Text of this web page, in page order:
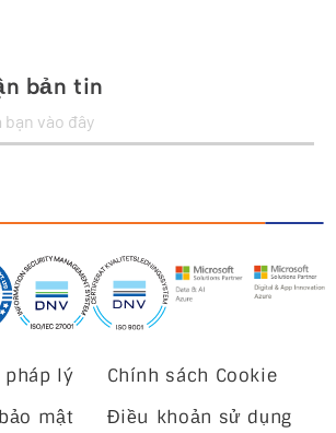
bản tin
pháp lý
Chính sách Cookie
mật
Điều khoản sử dụng